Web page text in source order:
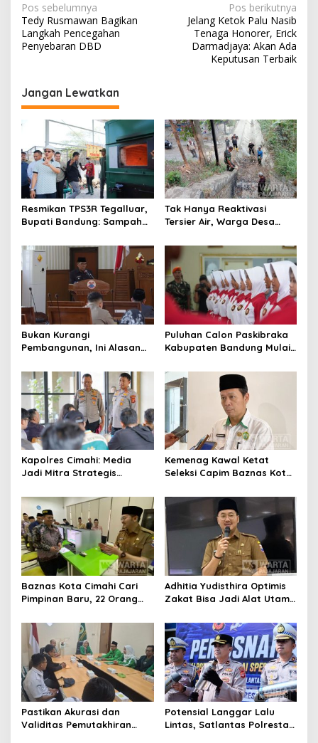
N
a
v
g
a
s
i
p
o
s
Pos sebelumnya
Tedy Rusmawan Bagikan
Langkah Pencegahan
Penyebaran DBD
Pos berikutnya
Jelang Ketok Palu Nasib
Tenaga Honorer, Erick
Darmadjaya: Akan Ada
Keputusan Terbaik
Jangan Lewatkan
Resmikan TPS3R Tegalluar,
Bupati Bandung: Sampah
Pemerintah
Tak Hanya Reaktivasi
Tersier Air, Warga Desa
Alternatif di Padalarang
Bukan Kurangi
Pembangunan, Ini Alasan
Pengurangan Belanja
Daerah
Puluhan Calon Paskibraka
Kabupaten Bandung Mulai
Kapolres Cimahi: Media
Jadi Mitra Strategis
Publik
Kemenag Kawal Ketat
Seleksi Capim Baznas Kota
Komisioner Baznas
Berintegritas
Baznas Kota Cimahi Cari
Pimpinan Baru, 22 Orang
Adhitia Yudisthira Optimis
Zakat Bisa Jadi Alat Utama
Kota Cimahi
Pastikan Akurasi dan
Validitas Pemutakhiran
Potensial Langgar Lalu
Lintas, Satlantas Polresta